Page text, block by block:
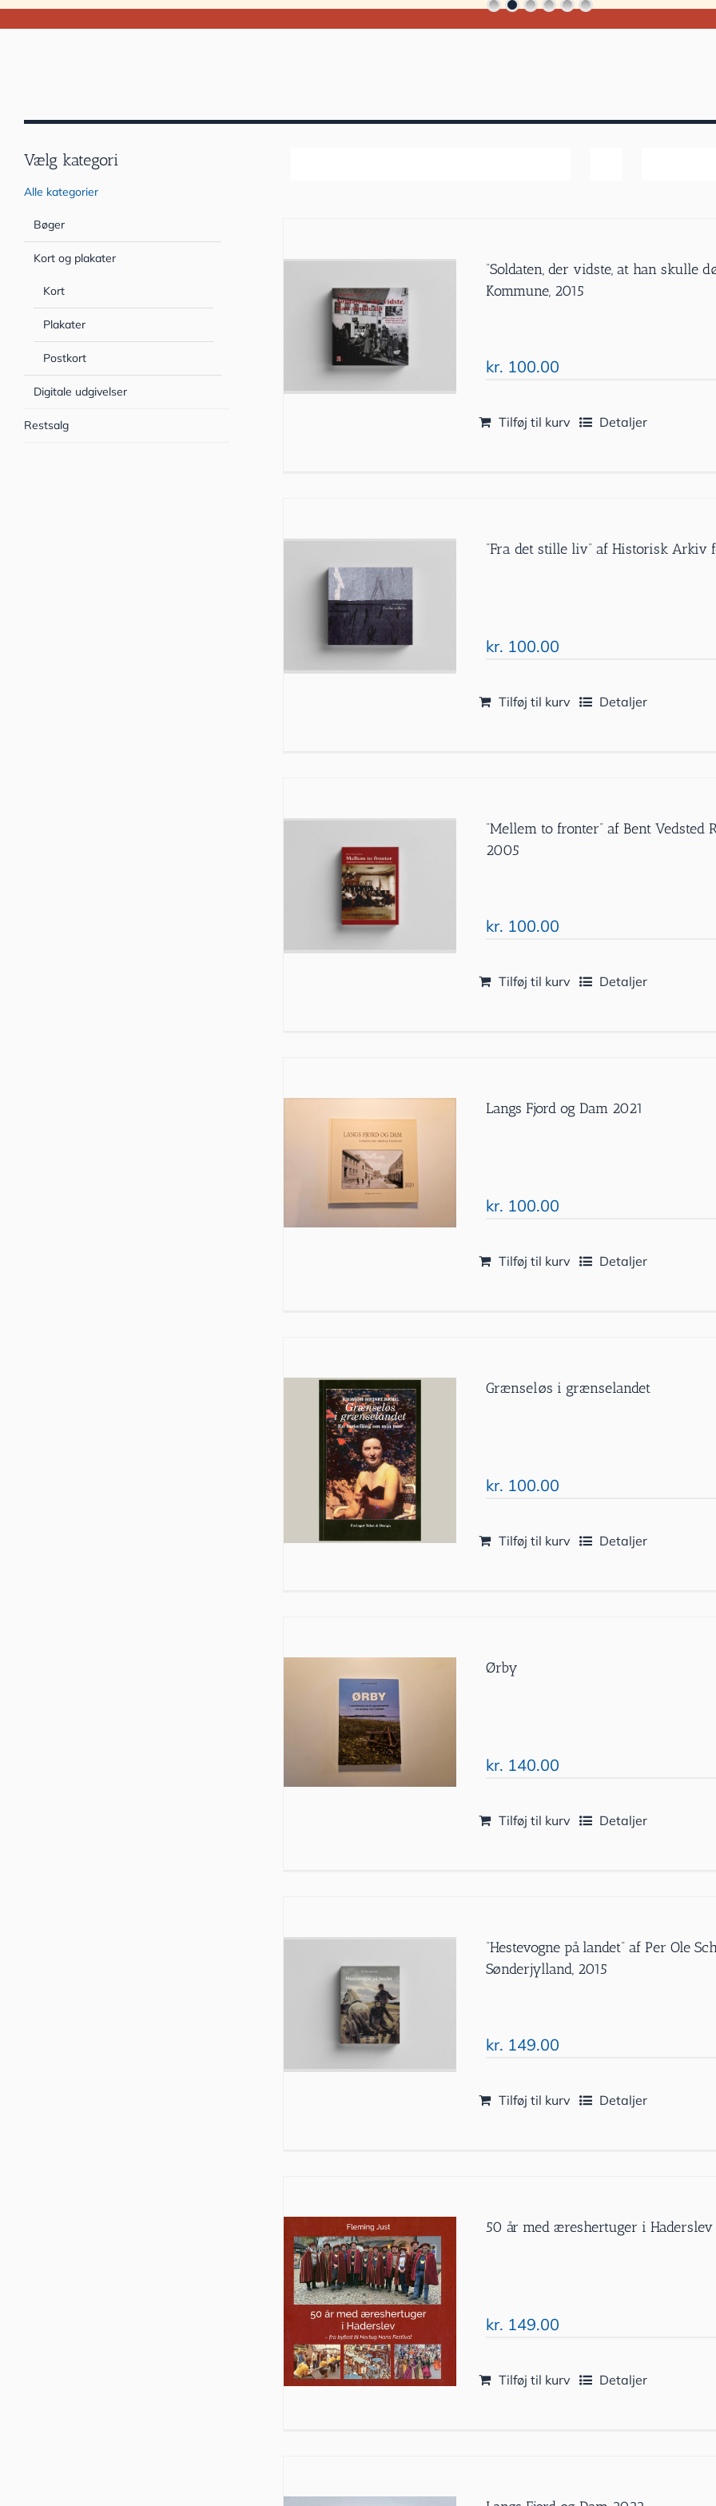
”Soldaten, der vidste, at han skulle
Kommune, 2015
kr. 100.00
Tilføj til kurv Detaljer
”Fra det stille liv” af Historisk Arkiv
kr. 100.00
Tilføj til kurv Detaljer
”Mellem to fronter” af Bent
2005
kr. 100.00
Tilføj til kurv Detaljer
Langs Fjord og Dam 2021
kr. 100.00
Tilføj til kurv Detaljer
Grænseløs i grænselandet
kr. 100.00
Tilføj til kurv Detaljer
Ørby
kr. 140.00
Tilføj til kurv Detaljer
”Hestevogne på landet” af Per Ole
Sønderjylland, 2015
kr. 149.00
Tilføj til kurv Detaljer
50 år med æreshertuger i Haderslev
kr. 149.00
Tilføj til kurv Detaljer
Vælg kategori
Alle kategorier
Bøger
Kort og plakater
Kort
Plakater
Postkort
Digitale udgivelser
Restsalg